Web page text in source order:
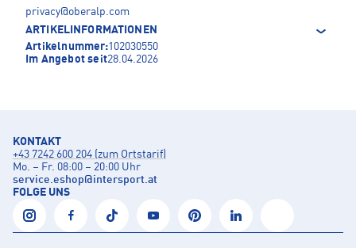
privacy@oberalp.com
ARTIKELINFORMATIONEN
Artikelnummer:102030550
Im Angebot seit28.04.2026
KONTAKT
+43 7242 600 204 (zum Ortstarif)
Mo. – Fr. 08:00 – 20:00 Uhr
service.eshop@intersport.at
FOLGE UNS